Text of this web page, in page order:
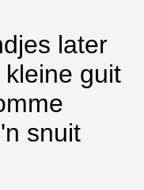
later
guit
snuit